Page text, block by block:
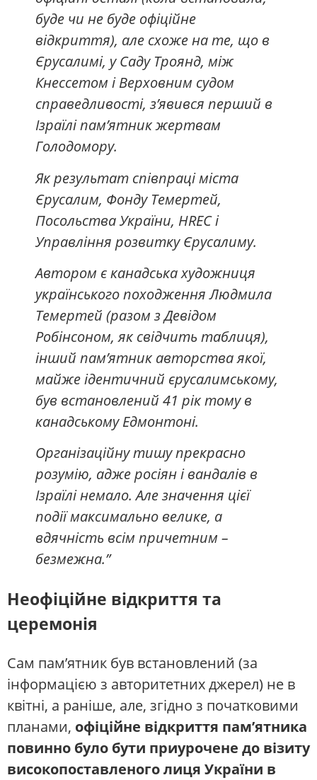
буде чи не буде офіційне
відкриття), але схоже на те, що в
Єрусалимі, у Саду Троянд, між
Кнессетом і Верховним судом
справедливості, з’явився перший в
Ізраїлі пам’ятник жертвам
Голодомору.
Як результат співпраці міста
Єрусалим, Фонду Темертей,
Посольства України, HREC і
Управління розвитку Єрусалиму.
Автором є канадська художниця
українського походження Людмила
Темертей (разом з Девідом
Робінсоном, як свідчить таблиця),
інший пам’ятник авторства якої,
майже ідентичний єрусалимському,
був встановлений 41 рік тому в
канадському Едмонтоні.
Організаційну тишу прекрасно
розумію, адже росіян і вандалів в
Ізраїлі немало. Але значення цієї
події максимально велике, а
вдячність всім причетним –
безмежна.”
Неофіційне відкриття та
церемонія
Сам пам’ятник був встановлений (за
інформацією з авторитетних джерел) не в
квітні, а раніше, але, згідно з початковими
планами, офіційне відкриття пам’ятника
повинно було бути приурочене до візиту
високопоставленого лиця України в